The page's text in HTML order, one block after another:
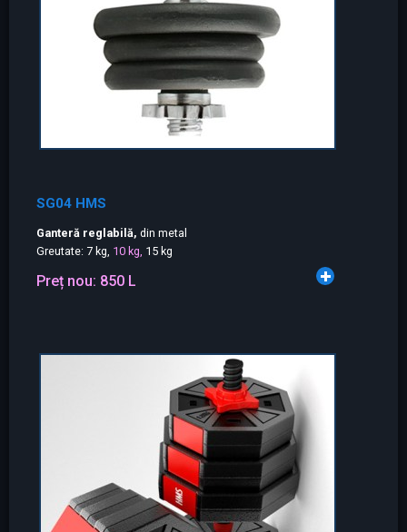
SG04 HMS
Ganteră reglabilă, din metal
Greutate: 7 kg, 10 kg, 15 kg
Preț nou: 850 L